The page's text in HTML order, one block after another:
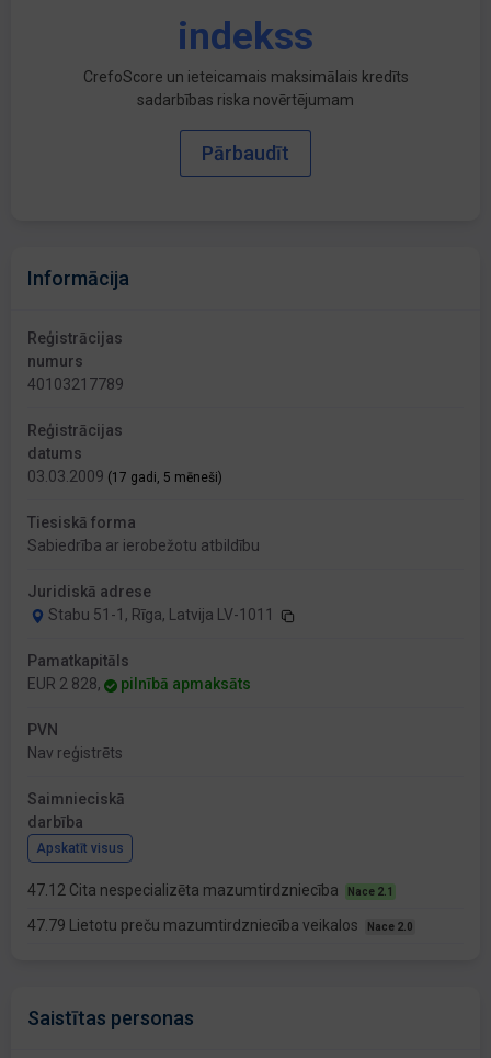
indekss
CrefoScore un ieteicamais maksimālais kredīts
sadarbības riska novērtējumam
Pārbaudīt
Informācija
Reģistrācijas
numurs
40103217789
Reģistrācijas
datums
03.03.2009 (17 gadi, 5 mēneši)
Tiesiskā forma
Sabiedrība ar ierobežotu atbildību
Juridiskā adrese
Stabu 51-1, Rīga, Latvija LV-1011
Pamatkapitāls
EUR 2 828,
pilnībā apmaksāts
PVN
Nav reģistrēts
Saimnieciskā
darbība
Apskatīt visus
47.12 Cita nespecializēta mazumtirdzniecība Nace 2.1
47.79 Lietotu preču mazumtirdzniecība veikalos Nace 2.0
Saistītas personas